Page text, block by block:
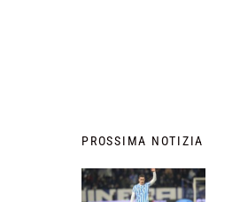
PROSSIMA NOTIZIA